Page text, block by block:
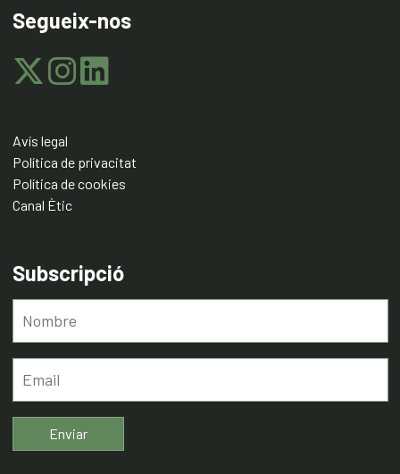
Segueix-nos
Avís legal
Política de privacitat
Política de cookies
Canal Ètic
Subscripció